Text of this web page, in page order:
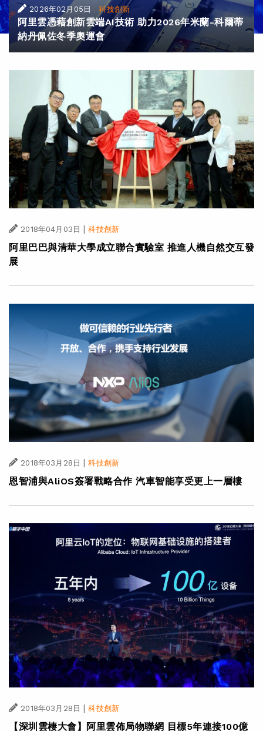
2026年02月05日 |科技創新
阿里雲憑藉創新雲端AI技術 助力2026年米蘭-科爾蒂
納丹佩佐冬季奧運會
2018年04月03日 | 科技創新
阿里巴巴與清華大學成立聯合實驗室 推進人機自然交互發
展
2018年03月28日 | 科技創新
恩智浦與AliOS簽署戰略合作 汽車智能享受更上一層樓
2018年03月28日 | 科技創新
【深圳雲棲大會】阿里雲佈局物聯網 目標5年連接100億